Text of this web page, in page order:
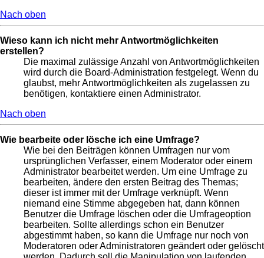
Nach oben
Wieso kann ich nicht mehr Antwortmöglichkeiten
erstellen?
Die maximal zulässige Anzahl von Antwortmöglichkeiten
wird durch die Board-Administration festgelegt. Wenn du
glaubst, mehr Antwortmöglichkeiten als zugelassen zu
benötigen, kontaktiere einen Administrator.
Nach oben
Wie bearbeite oder lösche ich eine Umfrage?
Wie bei den Beiträgen können Umfragen nur vom
ursprünglichen Verfasser, einem Moderator oder einem
Administrator bearbeitet werden. Um eine Umfrage zu
bearbeiten, ändere den ersten Beitrag des Themas;
dieser ist immer mit der Umfrage verknüpft. Wenn
niemand eine Stimme abgegeben hat, dann können
Benutzer die Umfrage löschen oder die Umfrageoption
bearbeiten. Sollte allerdings schon ein Benutzer
abgestimmt haben, so kann die Umfrage nur noch von
Moderatoren oder Administratoren geändert oder gelöscht